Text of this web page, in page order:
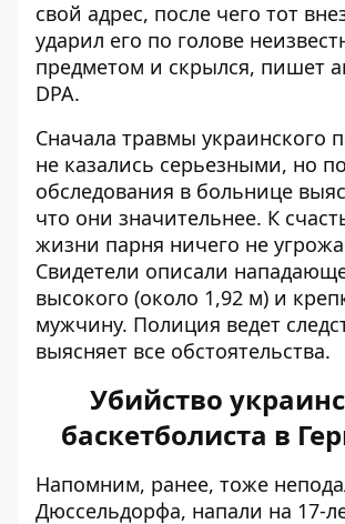
свой адрес, после чего тот
ударил его по голове
предметом и скрылся, пишет
DPA.
Сначала травмы украинского
не казались серьезными, но
обследования в больнице
что они значительнее. К
жизни парня ничего не
Свидетели описали
высокого (около 1,92 м) и
мужчину. Полиция ведет
выясняет все обстоятельства.
Убийство
баскетболиста в
Напомним, ранее, тоже
Дюссельдорфа, напали на 17-